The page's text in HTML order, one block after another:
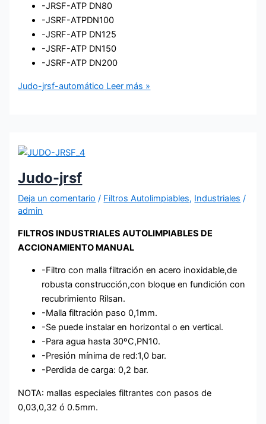
-JRSF-ATP DN80
-JSRF-ATPDN100
-JSRF-ATP DN125
-JSRF-ATP DN150
-JSRF-ATP DN200
Judo-jrsf-automático Leer más »
Judo-jrsf
Deja un comentario / Filtros Autolimpiables, Industriales /
admin
FILTROS INDUSTRIALES AUTOLIMPIABLES DE
ACCIONAMIENTO MANUAL
-Filtro con malla filtración en acero inoxidable,de
robusta construcción,con bloque en fundición con
recubrimiento Rilsan.
-Malla filtración paso 0,1mm.
-Se puede instalar en horizontal o en vertical.
-Para agua hasta 30ºC,PN10.
-Presión mínima de red:1,0 bar.
-Perdida de carga: 0,2 bar.
NOTA: mallas especiales filtrantes con pasos de
0,03,0,32 ó 0.5mm.